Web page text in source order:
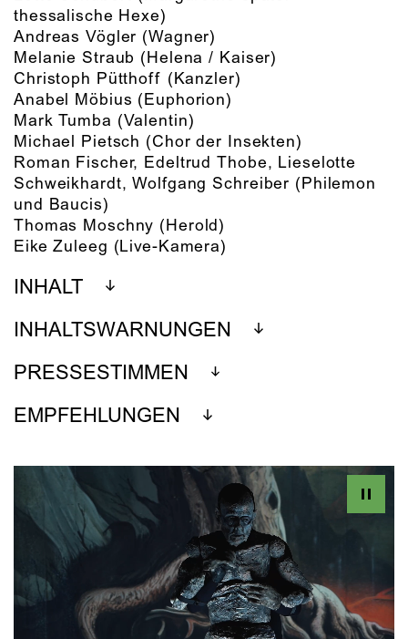
thessalische Hexe)
Andreas Vögler (Wagner)
Melanie Straub (Helena / Kaiser)
Christoph Pütthoff (Kanzler)
Anabel Möbius (Euphorion)
Mark Tumba (Valentin)
Michael Pietsch (Chor der Insekten)
Roman Fischer, Edeltrud Thobe, Lieselotte
Schweikhardt, Wolfgang Schreiber (Philemon
und Baucis)
Thomas Moschny (Herold)
Eike Zuleeg (Live-Kamera)
INHALT
INHALTSWARNUNGEN
PRESSESTIMMEN
EMPFEHLUNGEN